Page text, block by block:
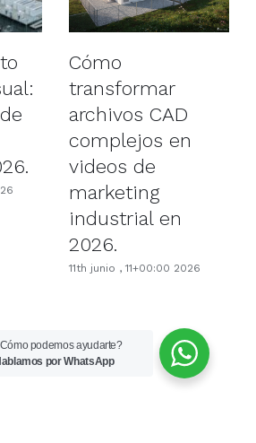
Cómo
transformar
archivos CAD
complejos en
videos de
marketing
industrial en
2026.
11th junio , 11+00:00 2026
podemos ayudarte?
por WhatsApp